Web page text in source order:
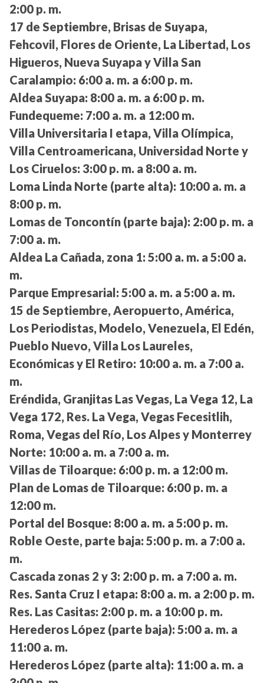
2:00 p. m.
17 de Septiembre, Brisas de Suyapa,
Fehcovil, Flores de Oriente, La Libertad, Los
Higueros, Nueva Suyapa y Villa San
Caralampio: 6:00 a. m. a 6:00 p. m.
Aldea Suyapa: 8:00 a. m. a 6:00 p. m.
Fundequeme: 7:00 a. m. a 12:00 m.
Villa Universitaria I etapa, Villa Olímpica,
Villa Centroamericana, Universidad Norte y
Los Ciruelos: 3:00 p. m. a 8:00 a. m.
Loma Linda Norte (parte alta): 10:00 a. m. a
8:00 p. m.
Lomas de Toncontín (parte baja): 2:00 p. m. a
7:00 a. m.
Aldea La Cañada, zona 1: 5:00 a. m. a 5:00 a.
m.
Parque Empresarial: 5:00 a. m. a 5:00 a. m.
15 de Septiembre, Aeropuerto, América,
Los Periodistas, Modelo, Venezuela, El Edén,
Pueblo Nuevo, Villa Los Laureles,
Económicas y El Retiro: 10:00 a. m. a 7:00 a.
m.
Eréndida, Granjitas Las Vegas, La Vega 12, La
Vega 172, Res. La Vega, Vegas Fecesitlih,
Roma, Vegas del Río, Los Alpes y Monterrey
Norte: 10:00 a. m. a 7:00 a. m.
Villas de Tiloarque: 6:00 p. m. a 12:00 m.
Plan de Lomas de Tiloarque: 6:00 p. m. a
12:00 m.
Portal del Bosque: 8:00 a. m. a 5:00 p. m.
Roble Oeste, parte baja: 5:00 p. m. a 7:00 a.
m.
Cascada zonas 2 y 3: 2:00 p. m. a 7:00 a. m.
Res. Santa Cruz I etapa: 8:00 a. m. a 2:00 p. m.
Res. Las Casitas: 2:00 p. m. a 10:00 p. m.
Herederos López (parte baja): 5:00 a. m. a
11:00 a. m.
Herederos López (parte alta): 11:00 a. m. a